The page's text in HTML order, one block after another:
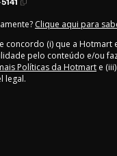
Clique aqui para
concordo (i) que a
pelo conteúdo e/ou
Políticas da Hotmart e
legal.